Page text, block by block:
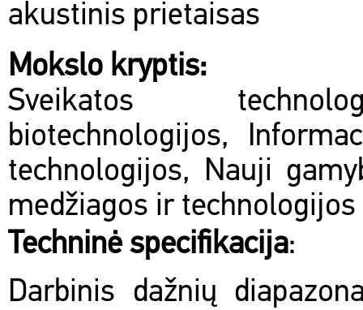
akustinis prietaisas
Mokslo kryptis:
Sveikatos
biotechnologijos,
technologijos, Nauji
medžiagos ir technologijos
Techninė specifikacija:
Darbinis dažnių